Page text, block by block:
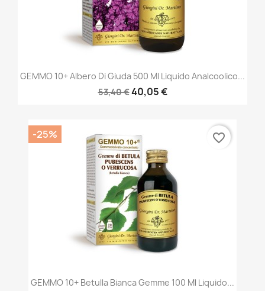
GEMMO 10+ Albero Di Giuda 500 Ml Liquido Analcoolico...
53,40 €40,05 €
GEMMO 10+ Betulla Bianca Gemme 100 Ml Liquido...
-25% favorite_border